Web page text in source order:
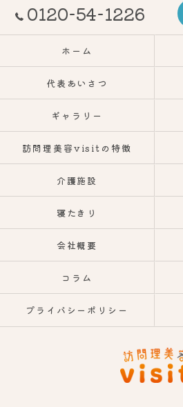
0120-54-1226
ホーム
代表あいさつ
ギャラリー
訪問理美容visitの特徴
介護施設
寝たきり
会社概要
コラム
プライバシーポリシー